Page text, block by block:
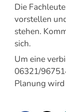
Die
vorstellen
stehen.
sich.
Um eine
06321/
Planung